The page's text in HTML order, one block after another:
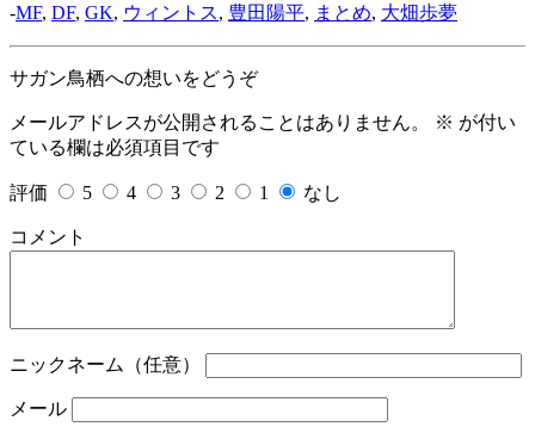
-MF, DF, GK, ウィントス, 豊田陽平, まとめ, 大畑歩夢
サガン鳥栖への想いをどうぞ
メールアドレスが公開されることはありません。 ※ が付い
ている欄は必須項目です
評価 5 4 3 2 1 なし
コメント
ニックネーム（任意）
メール